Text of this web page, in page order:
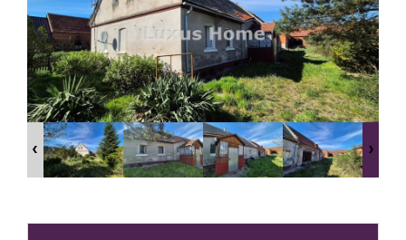
ofertę
Zgłoś
Zgłoś